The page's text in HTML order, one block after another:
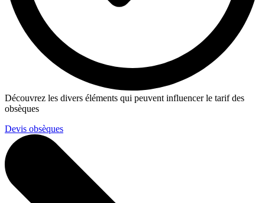
Découvrez les divers éléments qui peuvent influencer le tarif des
obsèques
Devis obsèques